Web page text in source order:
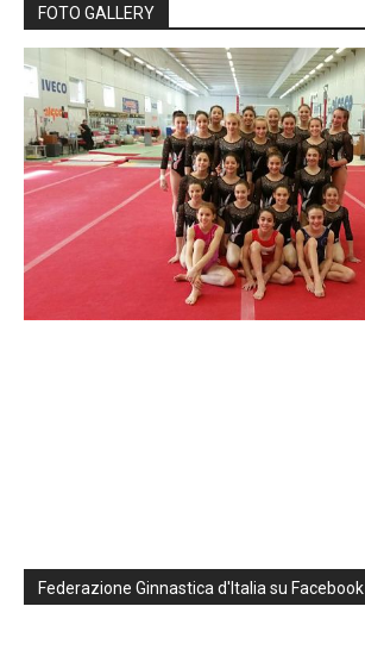
FOTO GALLERY
Federazione Ginnastica d'Italia su Facebook